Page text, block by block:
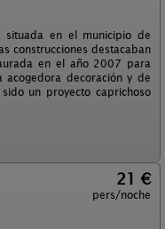
en el municipio de
construcciones destacaban
en el año 2007 para
decoración y de
un proyecto caprichoso
21 €
pers/noche